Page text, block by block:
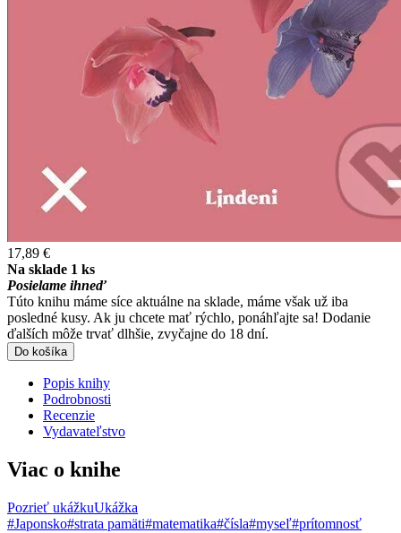
17,89 €
Na sklade 1 ks
Posielame ihneď
Túto knihu máme síce aktuálne na sklade, máme však už iba
posledné kusy. Ak ju chcete mať rýchlo, ponáhľajte sa! Dodanie
ďalších môže trvať dlhšie, zvyčajne do 18 dní.
Do košíka
Popis knihy
Podrobnosti
Recenzie
Vydavateľstvo
Viac o knihe
Pozrieť ukážkuUkážka
#Japonsko#strata pamäti#matematika#čísla#myseľ#prítomnosť